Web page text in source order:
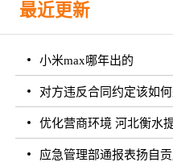
最近更新
小米max哪年出的
对方违反合同约定该如
优化营商环境 河北衡水
应急管理部通报表扬自